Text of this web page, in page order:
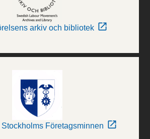
arkiv och bibliotek
Företagsminnen